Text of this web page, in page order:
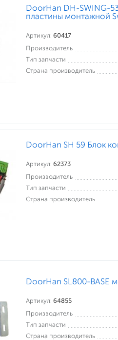
DoorHan DH-SWING-
пластины монтажной
Артикул: 60417
Производитель
Тип запчасти
Страна производитель
DoorHan SH 59 Блок
Артикул: 62373
Производитель
Тип запчасти
Страна производитель
DoorHan SL800-BASE
Артикул: 64855
Производитель
Тип запчасти
Страна производитель